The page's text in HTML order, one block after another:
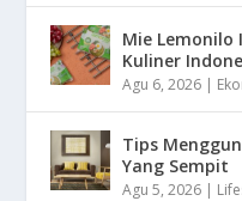
Mie Lemonilo
Kuliner
Agu 6, 2026 |
Tips
Yang Sempit
Agu 5, 2026 |